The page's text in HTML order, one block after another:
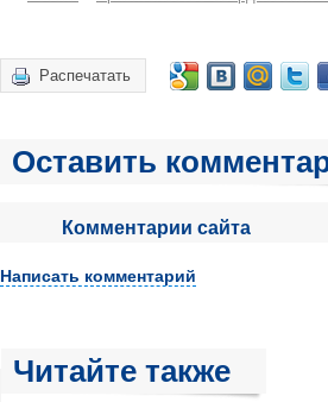
Распечатать
Оставить
Комментарии сайта
Написать комментарий
Читайте также